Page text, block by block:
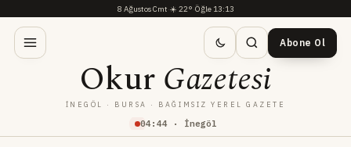
8 Ağustos Cmt·☀️ 22°·Öğle 13:13
04: 44· İnegöl
OkurGazetesi
İNEGÖL · BURSA · BAĞIMSIZ YEREL GAZETE
Abone Ol